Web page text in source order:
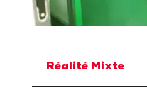
Réalité Mixte